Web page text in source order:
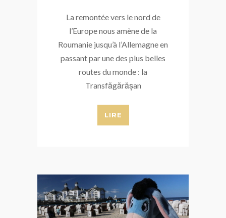
La remontée vers le nord de
l’Europe nous amène de la
Roumanie jusqu’à l’Allemagne en
passant par une des plus belles
routes du monde : la
Transfăgărășan
LIRE